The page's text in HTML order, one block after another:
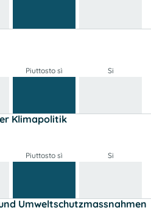
Piuttosto sì Si
Klimapolitik
Piuttosto sì Si
Umweltschutzmassnahmen